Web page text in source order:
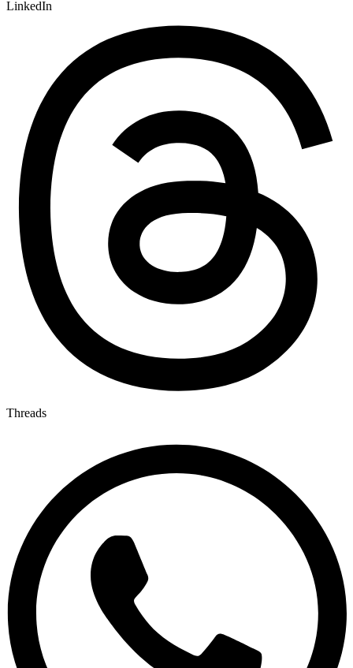
LinkedIn
Threads